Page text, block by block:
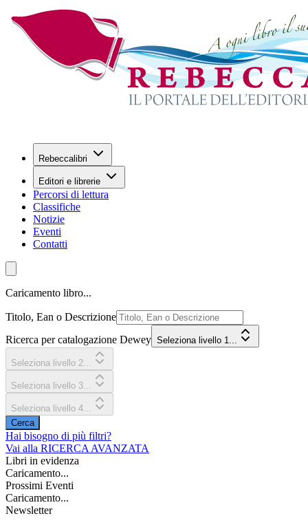
Rebeccalibri
Editori e librerie
Percorsi di lettura
Classifiche
Notizie
Eventi
Contatti
Caricamento libro...
Titolo, Ean o Descrizione
Ricerca per catalogazione Dewey Seleziona livello 1...
Seleziona livello 2...
Seleziona livello 3...
Seleziona livello 4...
Cerca
Hai bisogno di più filtri?
Vai alla RICERCA AVANZATA
Libri in evidenza
Caricamento...
Prossimi Eventi
Caricamento...
Newsletter